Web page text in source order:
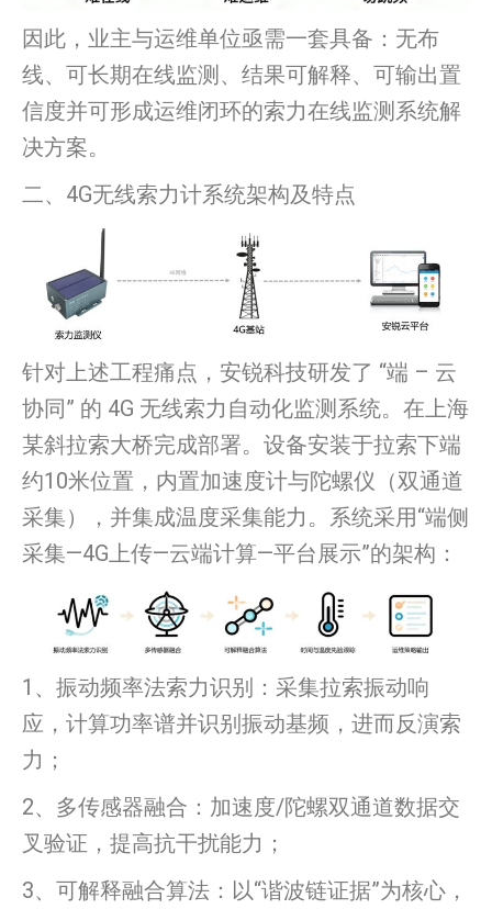
因此，业主与运维单位亟需一套具备：无布
线、可长期在线监测、结果可解释、可输出置
信度并可形成运维闭环的索力在线监测系统解
决方案。
二、4G无线索力计系统架构及特点
针对上述工程痛点，安锐科技研发了 “端 – 云
协同” 的 4G 无线索力自动化监测系统。在上海
某斜拉索大桥完成部署。设备安装于拉索下端
约10米位置，内置加速度计与陀螺仪（双通道
采集），并集成温度采集能力。系统采用“端侧
采集—4G上传—云端计算—平台展示”的架构：
1、振动频率法索力识别：采集拉索振动响
应，计算功率谱并识别振动基频，进而反演索
力；
2、多传感器融合：加速度/陀螺双通道数据交
叉验证，提高抗干扰能力；
3、可解释融合算法：以“谐波链证据”为核心，